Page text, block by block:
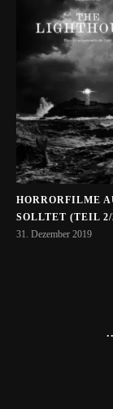
HORRORFILME
SOLLTET (TEIL 2/
31. Dezember 2019